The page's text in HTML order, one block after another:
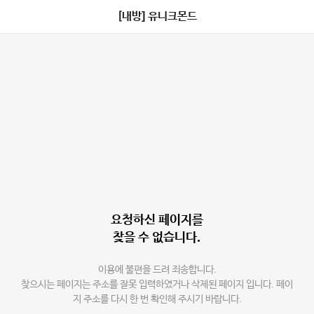
[내방] 유니크몬드
요청하신 페이지를
찾을 수 없습니다.
이용에 불편을 드려 죄송합니다.
찾으시는 페이지는 주소를 잘못 입력하였거나 삭제된 페이지 입니다. 페이
지 주소를 다시 한 번 확인해 주시기 바랍니다.